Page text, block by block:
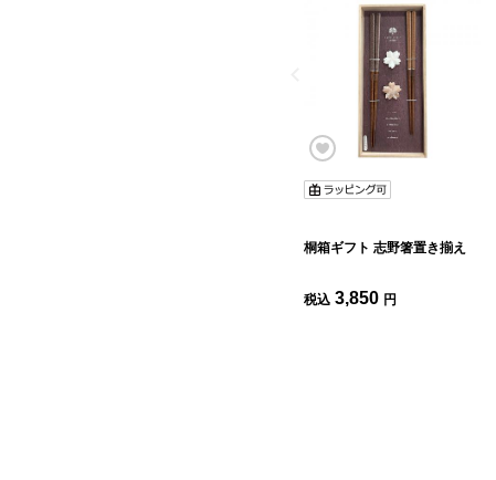
桐箱ギフト 志野箸置き揃え
税込 3,850 円